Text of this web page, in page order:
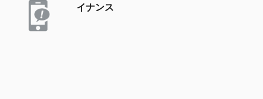
イナンス